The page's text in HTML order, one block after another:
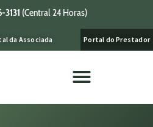
3131 (Central 24 Horas)
da Associada Portal do Prestador